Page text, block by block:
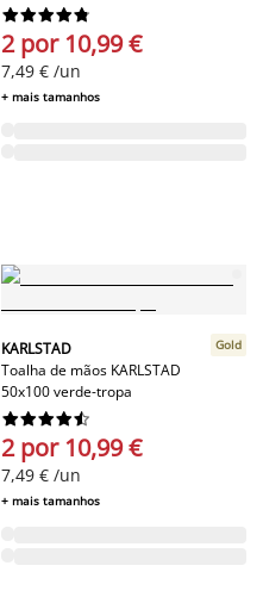






2 por 10,99 €
7,49 € /un
+ mais tamanhos
KARLSTAD
Toalha de mãos KARLSTAD
50x100 verde-tropa
Gold






2 por 10,99 €
7,49 € /un
+ mais tamanhos